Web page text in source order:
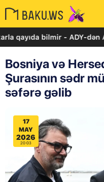
bilmir - ADY-dən
Bosniya və
Şurasının sədr
səfərə gəlib
17
MAY
2026
20:03